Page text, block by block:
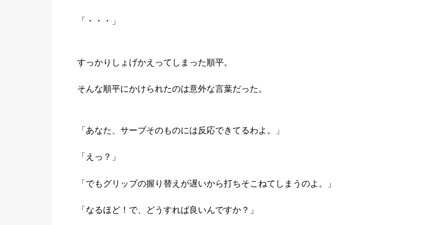
「・・・」
すっかりしょげかえってしまった順平。
そんな順平にかけられたのは意外な言葉だった。
「あなた、サーブそのものには反応できてるわよ。」
「えっ？」
「でもグリップの握り替えが遅いから打ちそこねてしまうのよ。」
「なるほど！で、どうすれば良いんですか？」